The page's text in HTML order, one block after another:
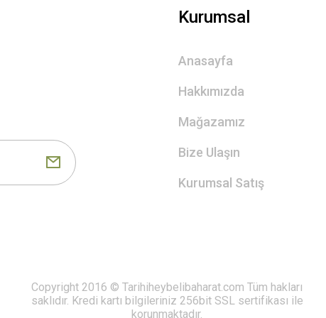
Kurumsal
Anasayfa
Hakkımızda
Mağazamız
Bize Ulaşın
Kurumsal Satış
Copyright 2016 © Tarihiheybelibaharat.com Tüm hakları
saklıdır. Kredi kartı bilgileriniz 256bit SSL sertifikası ile
korunmaktadır.